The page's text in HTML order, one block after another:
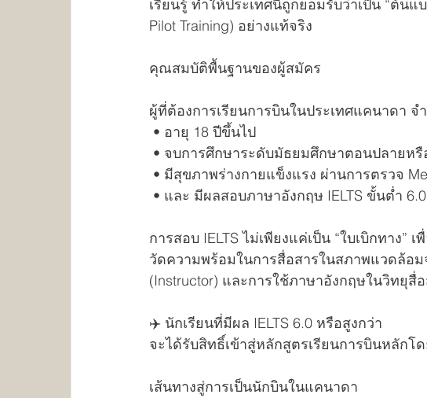
เรียนรู้ ทำให้ประเทศนี้ถูกยอมรับว่าเป็น “ต้น
Pilot Training) อย่างแท้จริง
คุณสมบัติพื้นฐานของผู้สมัคร
ผู้ที่ต้องการเรียนการบินในประเทศแคนาดา
• อายุ 18 ปีขึ้นไป
• จบการศึกษาระดับมัธยมศึกษาตอนปลายหรื
• มีสุขภาพร่างกายแข็งแรง ผ่านการตรวจ
• และ มีผลสอบภาษาอังกฤษ IELTS ขั้นต่ำ
การสอบ IELTS ไม่เพียงแค่เป็น “ใบเบิกทาง”
วัดความพร้อมในการสื่อสารในสภาพแวดล้อม
(Instructor) และการใช้ภาษาอังกฤษในวิทยุสื่
✈️ นักเรียนที่มีผล IELTS 6.0 หรือสูงกว่า
จะได้รับสิทธิ์เข้าสู่หลักสูตรเรียนการบินหลักโ
เส้นทางสู่การเป็นนักบินในแคนาดา